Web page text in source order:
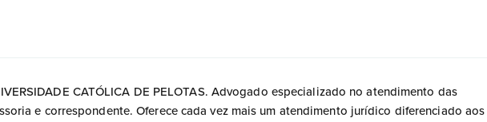
CATÓLICA DE PELOTAS. Advogado especializado no atendimento das
e correspondente. Oferece cada vez mais um atendimento jurídico diferenciado aos